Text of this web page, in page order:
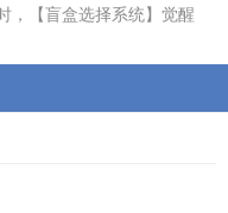
，【盲盒选择系统】觉醒